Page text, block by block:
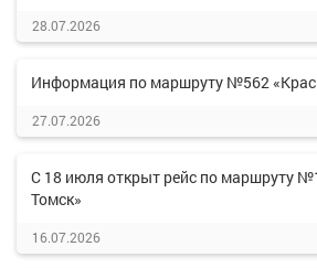
28.07.2026
Информация по маршруту №562
27.07.2026
С 18 июля открыт рейс по маршруту
Томск»
16.07.2026